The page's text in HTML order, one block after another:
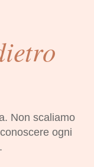
Non scaliamo
ogni